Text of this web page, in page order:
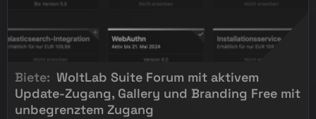
Biete
WoltLab Suite Forum mit aktivem
Update-Zugang, Gallery und Branding Free mit
unbegrenztem Zugang